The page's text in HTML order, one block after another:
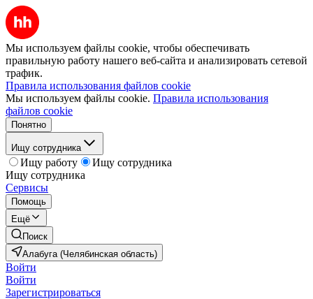
Мы используем файлы cookie, чтобы обеспечивать
правильную работу нашего веб-сайта и анализировать сетевой
трафик.
Правила использования файлов cookie
Мы используем файлы cookie. Правила использования
файлов cookie
Понятно
Ищу сотрудника
Ищу работу
Ищу сотрудника
Ищу сотрудника
Сервисы
Помощь
Ещё
Поиск
Алабуга (Челябинская область)
Войти
Войти
Зарегистрироваться